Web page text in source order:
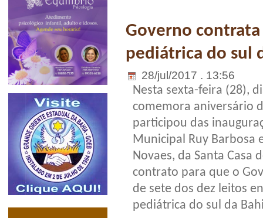
Governo
pediátrica do sul
28/jul/2017 . 13:56
Nesta sexta-feira (28),
comemora aniversário
participou das
Municipal Ruy Barbosa
Novaes, da Santa Casa
contrato para que o
de sete dos dez leitos
pediátrica do sul da